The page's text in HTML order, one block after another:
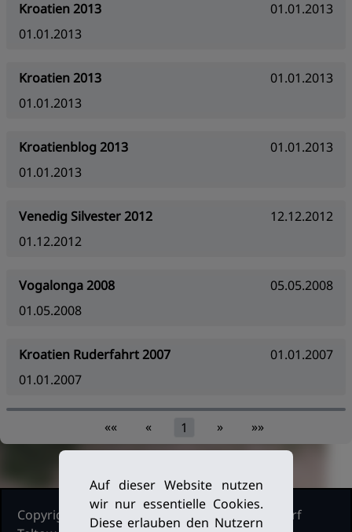
Kroatien 2013
01.01.2013
01.01.2013
Kroatien 2013
01.01.2013
01.01.2013
Kroatienblog 2013
01.01.2013
01.01.2013
Venedig Silvester 2012
12.12.2012
01.12.2012
Vogalonga 2008
05.05.2008
01.05.2008
Kroatien Ruderfahrt 2007
01.01.2007
01.01.2007
«« « 1 » »»
Copyright Ruderclub Kleinmachnow Stahnsdorf
Auf dieser Website nutzen
wir nur essentielle Cookies.
Diese erlauben den Nutzern